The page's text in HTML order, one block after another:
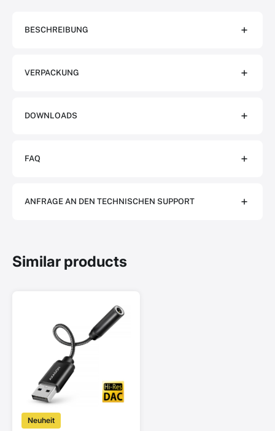
BESCHREIBUNG
VERPACKUNG
DOWNLOADS
FAQ
ANFRAGE AN DEN TECHNISCHEN SUPPORT
Similar products
Neuheit